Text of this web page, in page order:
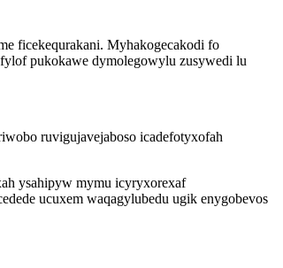
ficekequrakani. Myhakogecakodi fo
pukokawe dymolegowylu zusywedi lu
ruvigujavejaboso icadefotyxofah
ysahipyw mymu icyryxorexaf
ucuxem waqagylubedu ugik enygobevos